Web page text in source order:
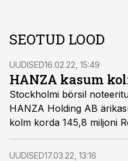
SEOTUD LOOD
UUDISED16.02.22, 15:49
HANZA kasum
Stockholmi börsil
HANZA Holding AB
kolm korda 145,8 miljoni
ettevõte börsile.
protsenti 2,5 miljardini.
UUDISED17.03.22, 13:16